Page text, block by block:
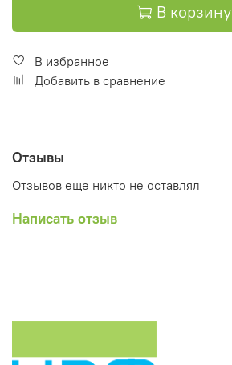
В корзину
В избранное
Добавить в сравнение
Отзывы
Отзывов еще никто не оставлял
Написать отзыв